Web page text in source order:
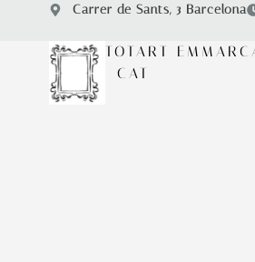
Carrer de Sants, 3 Barcelona
TOTART
CAT